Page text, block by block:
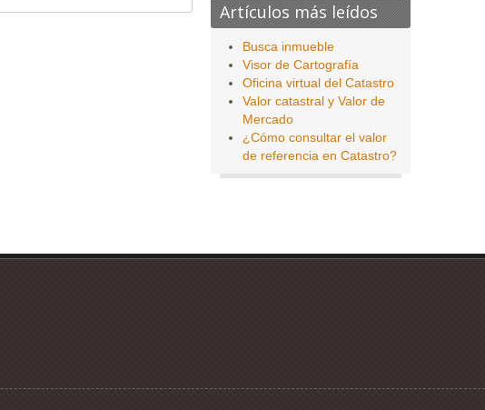
Artículos más leídos
Busca inmueble
Visor de Cartografía
Oficina virtual del Catastro
Valor catastral y Valor de
Mercado
¿Cómo consultar el valor
de referencia en Catastro?